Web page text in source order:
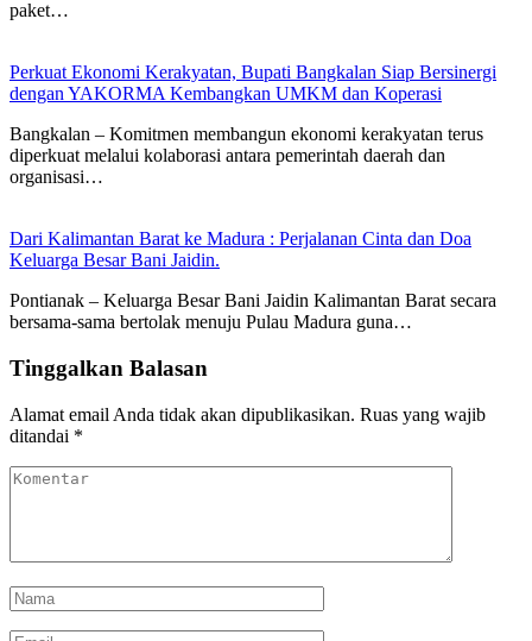
paket…
Perkuat Ekonomi Kerakyatan, Bupati Bangkalan Siap Bersinergi
dengan YAKORMA Kembangkan UMKM dan Koperasi
‎Bangkalan – Komitmen membangun ekonomi kerakyatan terus
diperkuat melalui kolaborasi antara pemerintah daerah dan
organisasi…
Dari Kalimantan Barat ke Madura : Perjalanan Cinta dan Doa
Keluarga Besar Bani Jaidin.
Pontianak – Keluarga Besar Bani Jaidin Kalimantan Barat secara
bersama-sama bertolak menuju Pulau Madura guna…
Tinggalkan Balasan
Alamat email Anda tidak akan dipublikasikan. Ruas yang wajib
ditandai *